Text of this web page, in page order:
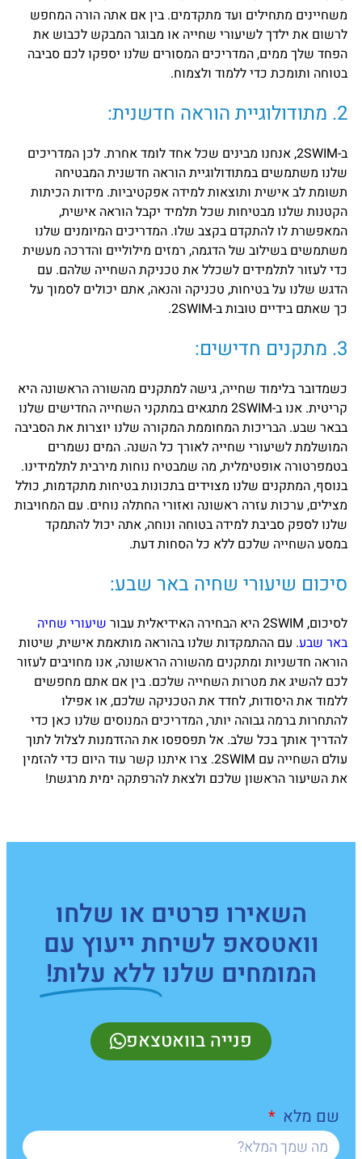
משחיינים מתחילים ועד מתקדמים. בין אם אתה הורה המחפש
לרשום את ילדך לשיעורי שחייה או מבוגר המבקש לכבוש את
הפחד שלך ממים, המדריכים המסורים שלנו יספקו לכם סביבה
בטוחה ותומכת כדי ללמוד ולצמוח.
2. מתודולוגיית הוראה חדשנית:
ב-2SWIM, אנחנו מבינים שכל אחד לומד אחרת. לכן המדריכים
שלנו משתמשים במתודולוגיית הוראה חדשנית המבטיחה
תשומת לב אישית ותוצאות למידה אפקטיביות. מידות הכיתות
הקטנות שלנו מבטיחות שכל תלמיד יקבל הוראה אישית,
המאפשרת לו להתקדם בקצב שלו. המדריכים המיומנים שלנו
משתמשים בשילוב של הדגמה, רמזים מילוליים והדרכה מעשית
כדי לעזור לתלמידים לשכלל את טכניקת השחייה שלהם. עם
הדגש שלנו על בטיחות, טכניקה והנאה, אתם יכולים לסמוך על
כך שאתם בידיים טובות ב-2SWIM.
3. מתקנים חדישים:
כשמדובר בלימוד שחייה, גישה למתקנים מהשורה הראשונה היא
קריטית. אנו ב-2SWIM מתגאים במתקני השחייה החדישים שלנו
בבאר שבע. הבריכות המחוממת המקורה שלנו יוצרות את הסביבה
המושלמת לשיעורי שחייה לאורך כל השנה. המים נשמרים
בטמפרטורה אופטימלית, מה שמבטיח נוחות מירבית לתלמידינו.
בנוסף, המתקנים שלנו מצוידים בתכונות בטיחות מתקדמות, כולל
מצילים, ערכות עזרה ראשונה ואזורי החתלה נוחים. עם המחויבות
שלנו לספק סביבת למידה בטוחה ונוחה, אתה יכול להתמקד
במסע השחייה שלכם ללא כל הסחות דעת.
סיכום שיעורי שחיה באר שבע:
לסיכום, 2SWIM היא הבחירה האידיאלית עבור
שיעורי שחיה
באר שבע. עם ההתמקדות שלנו בהוראה מותאמת אישית, שיטות
הוראה חדשניות ומתקנים מהשורה הראשונה, אנו מחויבים לעזור
לכם להשיג את מטרות השחייה שלכם. בין אם אתם מחפשים
ללמוד את היסודות, לחדד את הטכניקה שלכם, או אפילו
להתחרות ברמה גבוהה יותר, המדריכים המנוסים שלנו כאן כדי
להדריך אותך בכל שלב. אל תפספסו את ההזדמנות לצלול לתוך
עולם השחייה עם 2SWIM. צרו איתנו קשר עוד היום כדי להזמין
את השיעור הראשון שלכם ולצאת להרפתקה ימית מרגשת!
השאירו פרטים או שלחו
וואטסאפ לשיחת ייעוץ עם
המומחים שלנו ללא עלות!
פנייה בוואטצאפ
שם מלא